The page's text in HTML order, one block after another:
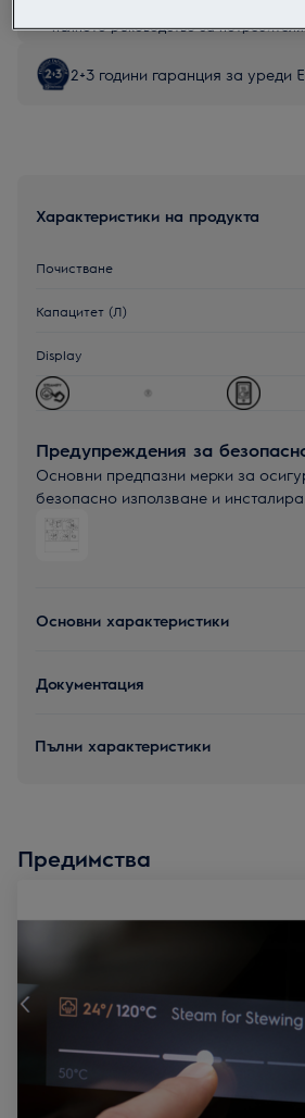
пълното ръководство за
2+3 години гаранция за уреди
Характеристики на продукта
Почистване
Капацитет (Л)
Display
Предупреждения за
Основни предпазни мерки за
безопасно използване и
Основни характеристики
Документация
Пълни характеристики
Предимства